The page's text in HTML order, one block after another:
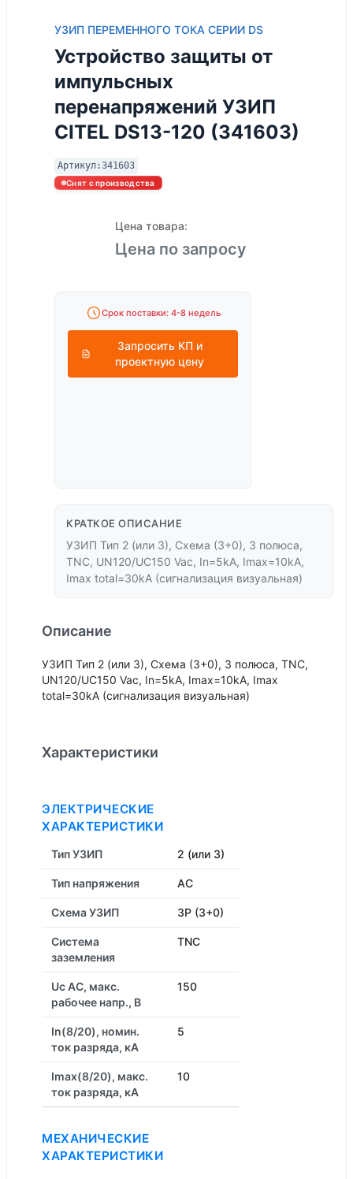
УЗИП ПЕРЕМЕННОГО ТОКА СЕРИИ DS
Устройство защиты от
импульсных
перенапряжений УЗИП
CITEL DS13-120 (341603)
Артикул:341603
Снят с производства
Цена товара:
Цена по запросу
Срок поставки: 4-8 недель
Запросить КП и
проектную цену
КРАТКОЕ ОПИСАНИЕ
УЗИП Тип 2 (или 3), Схема (3+0), 3 полюса,
TNC, UN120/UC150 Vac, In=5kA, Imax=10kA,
Imax total=30kA (сигнализация визуальная)
Описание
УЗИП Тип 2 (или 3), Схема (3+0), 3 полюса, TNC,
UN120/UC150 Vac, In=5kA, Imax=10kA, Imax
total=30kA (сигнализация визуальная)
Характеристики
ЭЛЕКТРИЧЕСКИЕ
ХАРАКТЕРИСТИКИ
Тип УЗИП 2 (или 3)
Тип напряжения AC
Схема УЗИП 3P (3+0)
Система
заземления
TNC
Uc AC, макс.
рабочее напр., В
150
In(8/20), номин.
ток разряда, кА
5
Imax(8/20), макс.
ток разряда, кА
10
МЕХАНИЧЕСКИЕ
ХАРАКТЕРИСТИКИ